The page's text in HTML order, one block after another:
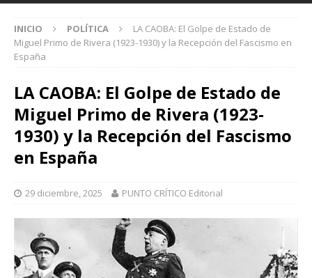
INICIO POLÍTICA
LA CAOBA: El Golpe de Estado de
Miguel Primo de Rivera (1923-1930) y la Recepción del Fascismo en
España
LA CAOBA: El Golpe de Estado de
Miguel Primo de Rivera (1923-
1930) y la Recepción del Fascismo
en España
29 diciembre, 2025 PUNTO CRÍTICO Editorial